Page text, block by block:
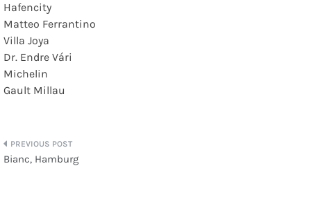
Hafencity
Matteo Ferrantino
Villa Joya
Dr. Endre Vári
Michelin
Gault Millau
Beitragsnavigation
Bianc, Hamburg